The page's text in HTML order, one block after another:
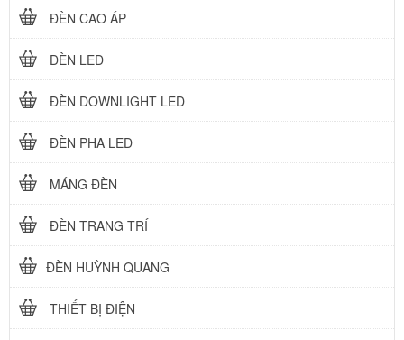
ĐÈN CAO ÁP
ĐÈN LED
ĐÈN DOWNLIGHT LED
ĐÈN PHA LED
MÁNG ĐÈN
ĐÈN TRANG TRÍ
ĐÈN HUỲNH QUANG
THIẾT BỊ ĐIỆN